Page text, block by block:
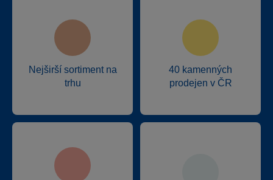
Nejširší sortiment na
trhu
40 kamenných
prodejen v ČR